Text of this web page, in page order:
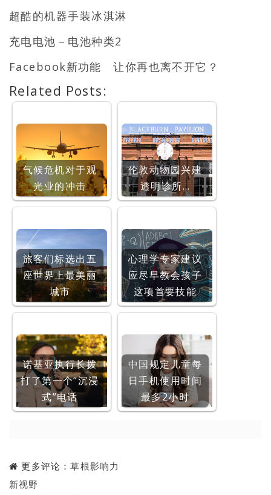
超酷的机器手装冰淇淋
充电电池－电池种类2
Facebook新功能 让你再也离不开它？
Related Posts:
气候危机对于观
光业的冲击
伦敦动物园兴建
透明诊所…
旅客们标选出五
座世界上最美丽
城市
心理学专家建议
应尽早教会孩子
这项首要技能
诺基亚执行长拨
打了第一个“沉浸
式”电话
中国规定儿童每
日手机使用时间
最多2小时
更多评论：草根影响力
新视野